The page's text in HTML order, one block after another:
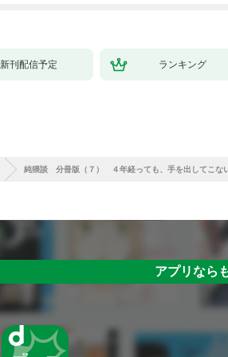
新刊配信予定 ランキング
純猥談 分冊版（７） ４年経っても、手を出してこな
アプリなら